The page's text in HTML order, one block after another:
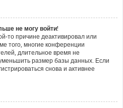
не могу войти!
то причине деактивировал или
того, многие конференции
длительное время не
размер базы данных. Если
снова и активнее